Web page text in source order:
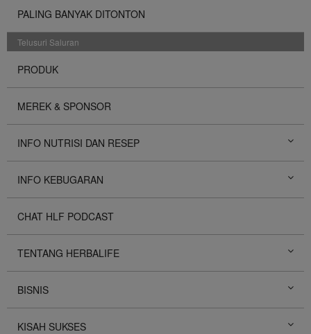
PALING BANYAK DITONTON
Telusuri Saluran
PRODUK
MEREK & SPONSOR
INFO NUTRISI DAN RESEP
INFO KEBUGARAN
CHAT HLF PODCAST
TENTANG HERBALIFE
BISNIS
KISAH SUKSES